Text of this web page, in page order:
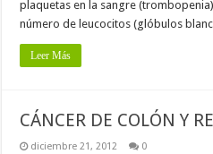
plaquetas en la sangre
número de leucocitos (glóbulos
Leer Más
CÁNCER DE COLÓN Y
diciembre 21, 2012 0